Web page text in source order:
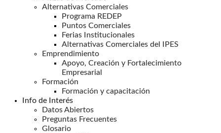
Alternativas Comerciales
Programa REDEP
Puntos Comerciales
Ferias Institucionales
Alternativas Comerciales del IPES
Emprendimiento
Apoyo, Creación y Fortalecimiento
Empresarial
Formación
Formación y capacitación
Info de Interés
Datos Abiertos
Preguntas Frecuentes
Glosario